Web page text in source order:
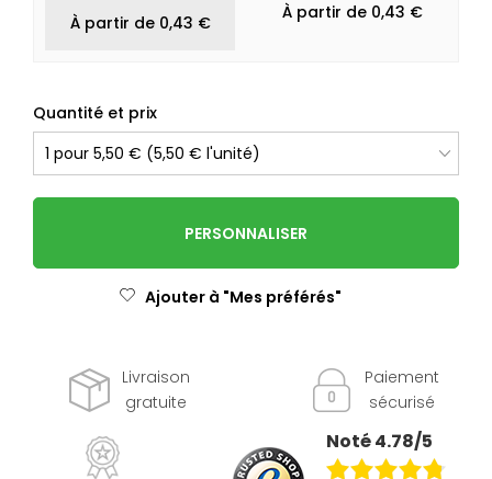
À partir de 0,43 €
À partir de 0,43 €
Quantité et prix
PERSONNALISER
Ajouter à "Mes préférés"
Livraison
gratuite
Paiement
sécurisé
Noté 4.78/5